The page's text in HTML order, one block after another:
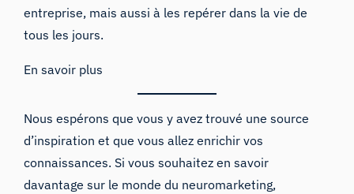
entreprise, mais aussi à les repérer dans la vie de
tous les jours.
En savoir plus
Nous espérons que vous y avez trouvé une source
d’inspiration et que vous allez enrichir vos
connaissances. Si vous souhaitez en savoir
davantage sur le monde du neuromarketing,